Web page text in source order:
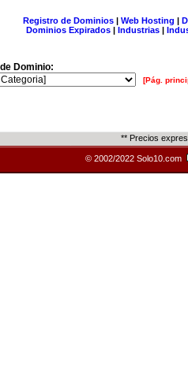
Registro de Dominios| Web Hosting |
Dominios Expirados | Industrias |
Dominio:
[Pág.
** Precios
© 2002/2022 Solo10.com